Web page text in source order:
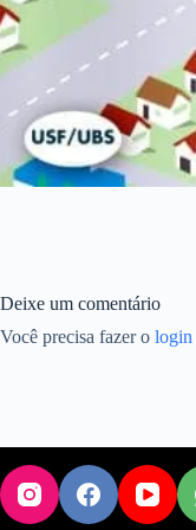
Deixe um comentário
Você precisa fazer o login